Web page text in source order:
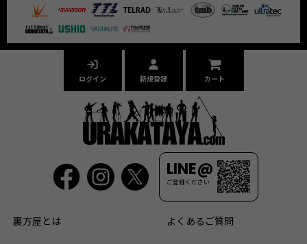
LINE@
ご登録ください
ログイン 新規登録 カート
裏方屋とは よくあるご質問